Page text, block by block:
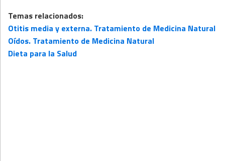
Temas relacionados:
Otitis media y externa. Tratamiento de Medicina Natural
Oídos. Tratamiento de Medicina Natural
Dieta para la Salud